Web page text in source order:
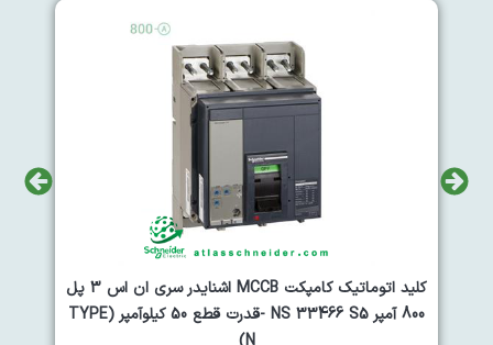
800 آمپر NS S2 33466 -قدرت قطع 50 کیلوآمپر (TYPE